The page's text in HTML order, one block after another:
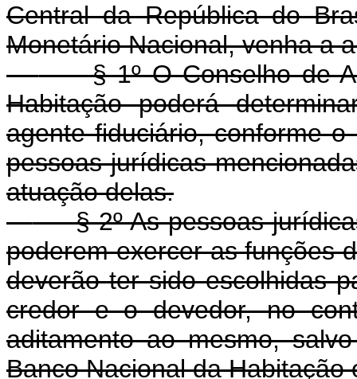
Central da República do
Monetário Nacional, venha a
§ 1º O Conselho de
Habitação poderá
agente fiduciário, conforme
pessoas jurídicas
atuação delas.
§ 2º As pessoas
poderem exercer as funções
deverão ter sido escolhidas
credor e o devedor, no
aditamento ao mesmo,
Banco Nacional da